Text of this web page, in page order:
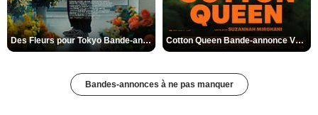
Des Fleurs pour Tokyo Bande-annonce VO STFR Cotton Queen Bande-annonce VO STFR
Bandes-annonces à ne pas manquer